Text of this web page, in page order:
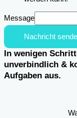
Message
Nachricht
In wenigen
unverbindlich &
Aufgaben aus.